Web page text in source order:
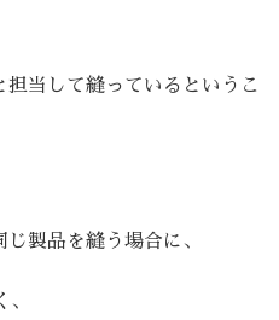
担当して縫っているというこ
製品を縫う場合に、